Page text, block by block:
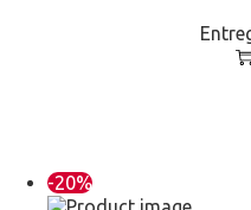
-20%